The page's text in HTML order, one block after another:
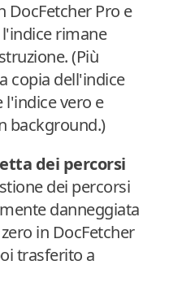
DocFetcher Pro e
l'indice rimane
(Più
copia dell'indice
vero e
background.)
dei percorsi
dei percorsi
danneggiata
in DocFetcher
trasferito a